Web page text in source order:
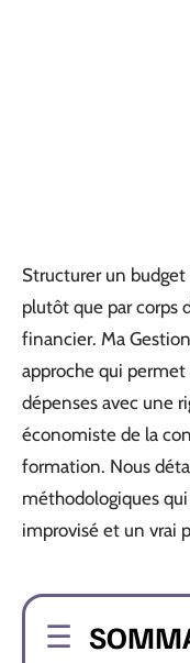
Structurer un
plutôt que par corps
financier. Ma
approche qui
dépenses avec une
économiste de la
formation. Nous
méthodologiques
improvisé et un vrai